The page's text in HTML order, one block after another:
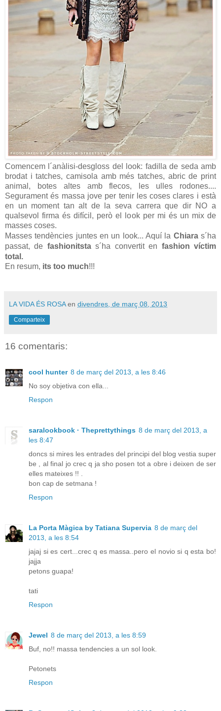
Comencem l´anàlisi-desgloss del look: fadilla de seda amb
brodat i tatches, camisola amb més tatches, abric de print
animal, botes altes amb flecos, les ulles rodones....
Segurament és massa jove per tenir les coses clares i està
en un moment tan alt de la seva carrera que dir NO a
qualsevol firma és difícil, però el look per mi és un mix de
masses coses.
Masses tendències juntes en un look... Aquí la Chiaras´ha
passat, de fashionitstas´ha convertit en fashion víctim
total.
En resum, its too much!!!
LA VIDA ÉS ROSA en divendres, de març 08, 2013
Comparteix
16 comentaris:
cool hunter 8 de març del 2013, a les 8:46
No soy objetiva con ella...
Respon
saralookbook · Theprettythings 8 de març del 2013, a
les 8:47
doncs si mires les entrades del principi del blog vestia super
be , al final jo crec q ja sho posen tot a obre i deixen de ser
elles mateixes !! .
bon cap de setmana !
Respon
La Porta Màgica by Tatiana Supervia 8 de març del
2013, a les 8:54
jajaj si es cert...crec q es massa..pero el novio si q esta bo!
jajja
petons guapa!
tati
Respon
Jewel 8 de març del 2013, a les 8:59
Buf, no!! massa tendencies a un sol look.
Petonets
Respon